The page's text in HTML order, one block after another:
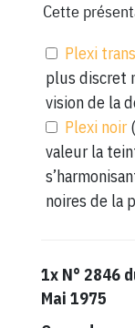
Cette
Plexi
plus discret
vision de la
Plexi noir
valeur la
noires de la
1x N° 2846
Mai 1975